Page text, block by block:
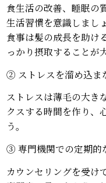
食生活の改善、睡眠の
生活習慣を意識しまし
食事は髪の成長を助け
っかり摂取することが
② ストレスを溜め込ま
ストレスは薄毛の大き
クスする時間を作り、
う。
③ 専門機関での定期的
カウンセリングを受け